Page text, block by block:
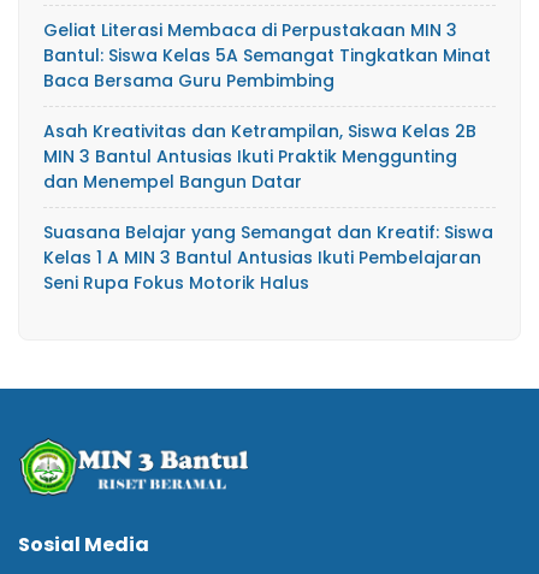
Geliat Literasi Membaca di Perpustakaan MIN 3
Bantul: Siswa Kelas 5A Semangat Tingkatkan Minat
Baca Bersama Guru Pembimbing
Asah Kreativitas dan Ketrampilan, Siswa Kelas 2B
MIN 3 Bantul Antusias Ikuti Praktik Menggunting
dan Menempel Bangun Datar
Suasana Belajar yang Semangat dan Kreatif: Siswa
Kelas 1 A MIN 3 Bantul Antusias Ikuti Pembelajaran
Seni Rupa Fokus Motorik Halus
Sosial Media